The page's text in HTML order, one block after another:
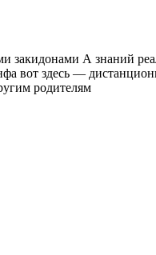
закидонами А знаний
вот здесь —
родителям